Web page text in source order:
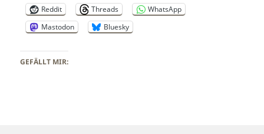
Reddit
Threads
WhatsApp
Mastodon
Bluesky
GEFÄLLT MIR: